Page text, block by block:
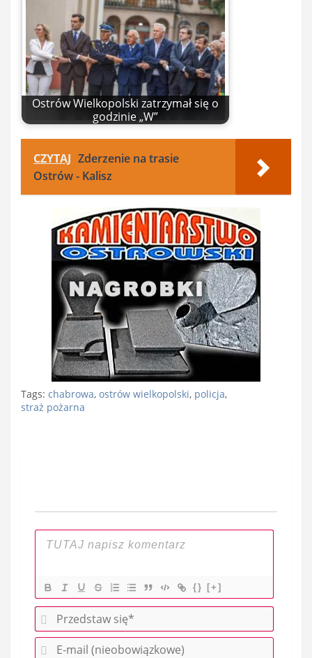
Ostrów Wielkopolski zatrzymał się o
godzinie „W”
CZYTAJ Zderzenie na trasie
Ostrów - Kalisz
Tags: chabrowa, ostrów wielkopolski, policja,
straż pożarna
{} [+]
P
r
E